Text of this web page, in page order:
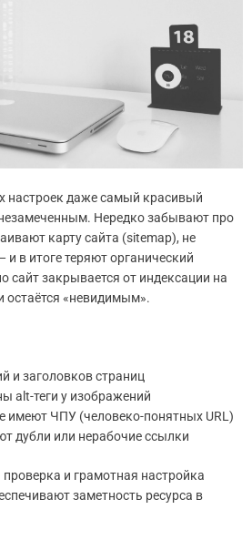
настроек даже самый красивый
Нередко забывают про
карту сайта (sitemap), не
в итоге теряют органический
сайт закрывается от индексации на
остаётся «невидимым».
и заголовков страниц
alt-теги у изображений
имеют ЧПУ (человеко-понятных URL)
дубли или нерабочие ссылки
проверка и грамотная настройка
заметность ресурса в